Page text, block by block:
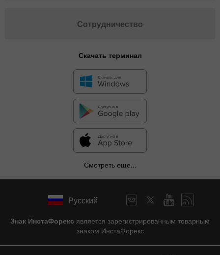
Сотрудничество
Скачать терминал
Смотреть еще...
Русский
Знак ИнстаФорекс является зарегистрированным товарным
знаком ИнстаФорекс